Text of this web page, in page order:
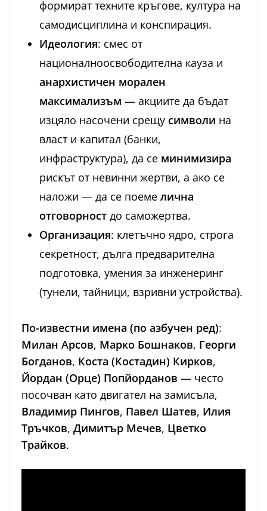
формират техните кръгове, култура на
самодисциплина и конспирация.
Идеология: смес от
националноосвободителна кауза и
анархистичен морален
максимализъм — акциите да бъдат
изцяло насочени срещу символи на
власт и капитал (банки,
инфраструктура), да се минимизира
рискът от невинни жертви, а ако се
наложи — да се поеме лична
отговорност до саможертва.
Организация: клетъчно ядро, строга
секретност, дълга предварителна
подготовка, умения за инженеринг
(тунели, тайници, взривни устройства).
По-известни имена (по азбучен ред):
Милан Арсов, Марко Бошнаков, Георги
Богданов, Коста (Костадин) Кирков,
Йордан (Орце) Попйорданов — често
посочван като двигател на замисъла,
Владимир Пингов, Павел Шатев, Илия
Тръчков, Димитър Мечев, Цветко
Трайков.